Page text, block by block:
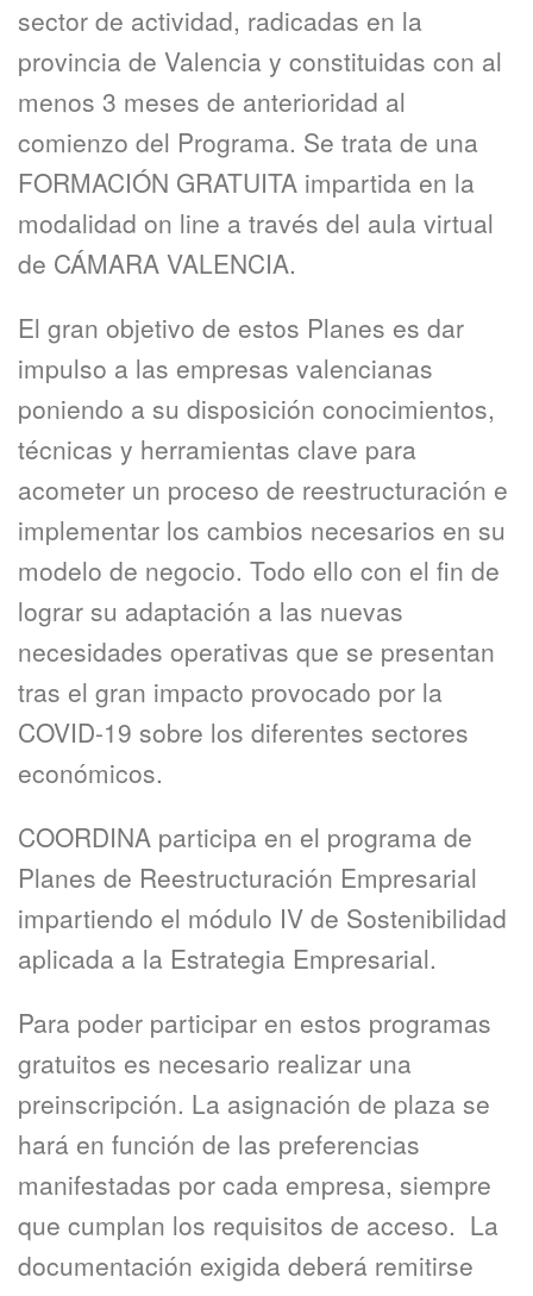
sector de actividad, radicadas en la
provincia de Valencia y constituidas con al
menos 3 meses de anterioridad al
comienzo del Programa. Se trata de una
FORMACIÓN GRATUITA impartida en la
modalidad on line a través del aula virtual
de CÁMARA VALENCIA.
El gran objetivo de estos Planes es dar
impulso a las empresas valencianas
poniendo a su disposición conocimientos,
técnicas y herramientas clave para
acometer un proceso de reestructuración e
implementar los cambios necesarios en su
modelo de negocio. Todo ello con el fin de
lograr su adaptación a las nuevas
necesidades operativas que se presentan
tras el gran impacto provocado por la
COVID-19 sobre los diferentes sectores
económicos.
COORDINA participa en el programa de
Planes de Reestructuración Empresarial
impartiendo el módulo IV de Sostenibilidad
aplicada a la Estrategia Empresarial.
Para poder participar en estos programas
gratuitos es necesario realizar una
preinscripción. La asignación de plaza se
hará en función de las preferencias
manifestadas por cada empresa, siempre
que cumplan los requisitos de acceso. La
documentación exigida deberá remitirse